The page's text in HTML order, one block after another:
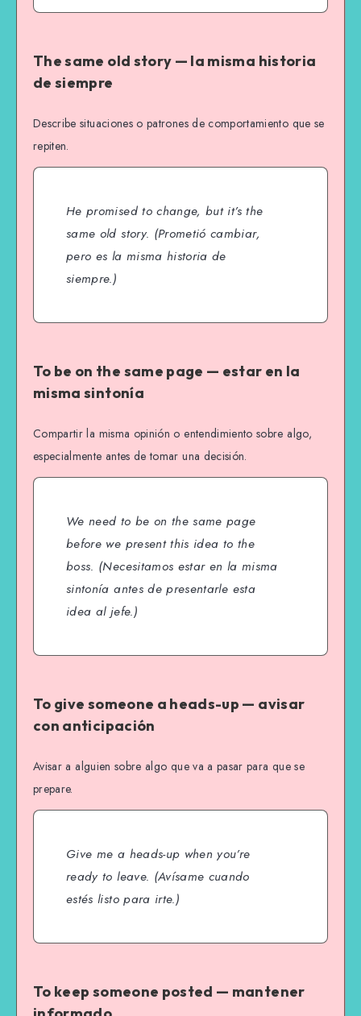
The same old story — la misma historia
de siempre
Describe situaciones o patrones de comportamiento que se
repiten.
He promised to change, but it’s the
same old story. (Prometió cambiar,
pero es la misma historia de
siempre.)
To be on the same page — estar en la
misma sintonía
Compartir la misma opinión o entendimiento sobre algo,
especialmente antes de tomar una decisión.
We need to be on the same page
before we present this idea to the
boss. (Necesitamos estar en la misma
sintonía antes de presentarle esta
idea al jefe.)
To give someone a heads-up — avisar
con anticipación
Avisar a alguien sobre algo que va a pasar para que se
prepare.
Give me a heads-up when you’re
ready to leave. (Avísame cuando
estés listo para irte.)
To keep someone posted — mantener